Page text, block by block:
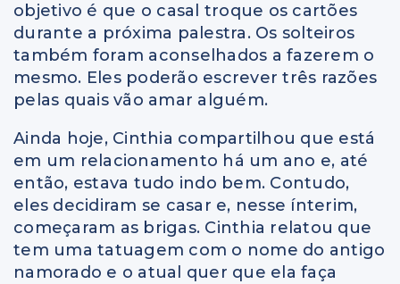
objetivo é que o casal troque os cartões
durante a próxima palestra. Os solteiros
também foram aconselhados a fazerem o
mesmo. Eles poderão escrever três razões
pelas quais vão amar alguém.
Ainda hoje, Cinthia compartilhou que está
em um relacionamento há um ano e, até
então, estava tudo indo bem. Contudo,
eles decidiram se casar e, nesse ínterim,
começaram as brigas. Cinthia relatou que
tem uma tatuagem com o nome do antigo
namorado e o atual quer que ela faça